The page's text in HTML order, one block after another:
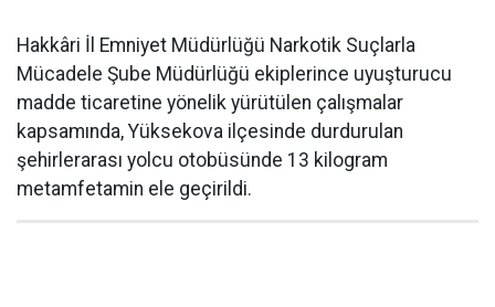
Hakkâri İl Emniyet Müdürlüğü Narkotik Suçlarla
Mücadele Şube Müdürlüğü ekiplerince uyuşturucu
madde ticaretine yönelik yürütülen çalışmalar
kapsamında, Yüksekova ilçesinde durdurulan
şehirlerarası yolcu otobüsünde 13 kilogram
metamfetamin ele geçirildi.